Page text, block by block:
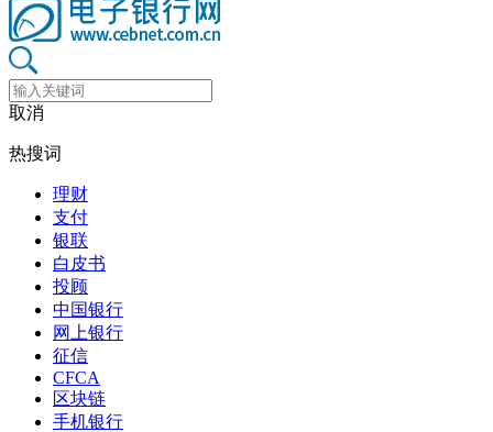
取消
热搜词
理财
支付
银联
白皮书
投顾
中国银行
网上银行
征信
CFCA
区块链
手机银行